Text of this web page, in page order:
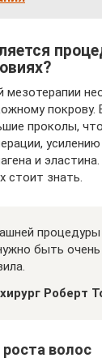
покрову.
проколы,
и
стоит знать.
процедуры
быть
Роберт
волос